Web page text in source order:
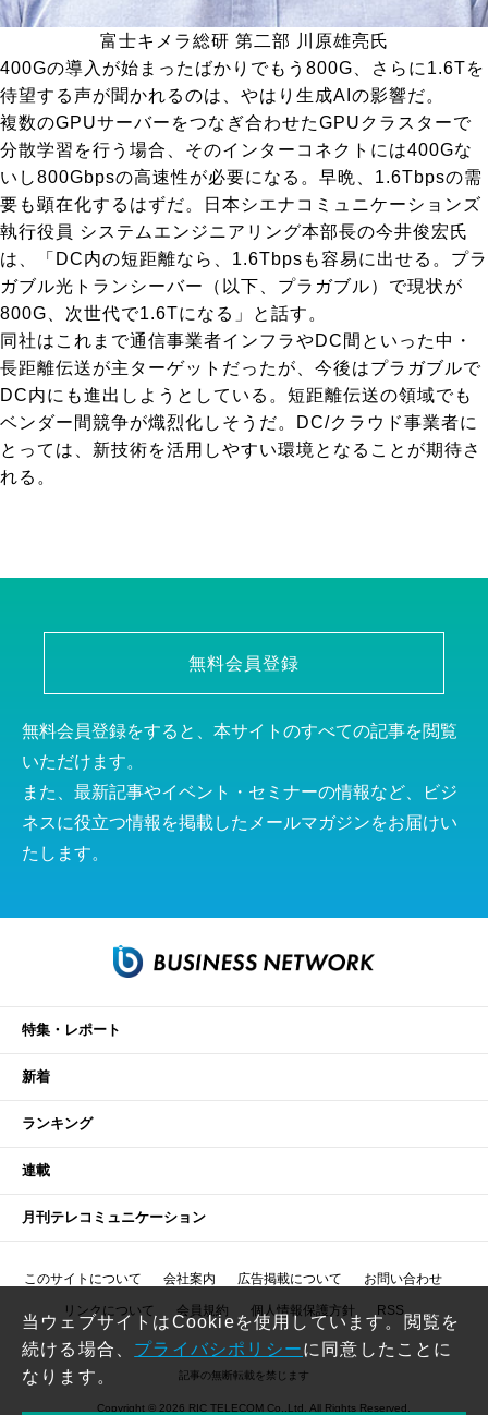
富士キメラ総研 第二部 川原雄亮氏
400Gの導入が始まったばかりでもう800G、さらに1.6Tを
待望する声が聞かれるのは、やはり生成AIの影響だ。
複数のGPUサーバーをつなぎ合わせたGPUクラスターで
分散学習を行う場合、そのインターコネクトには400Gな
いし800Gbpsの高速性が必要になる。早晩、1.6Tbpsの需
要も顕在化するはずだ。日本シエナコミュニケーションズ
執行役員 システムエンジニアリング本部長の今井俊宏氏
は、「DC内の短距離なら、1.6Tbpsも容易に出せる。プラ
ガブル光トランシーバー（以下、プラガブル）で現状が
800G、次世代で1.6Tになる」と話す。
同社はこれまで通信事業者インフラやDC間といった中・
長距離伝送が主ターゲットだったが、今後はプラガブルで
DC内にも進出しようとしている。短距離伝送の領域でも
ベンダー間競争が熾烈化しそうだ。DC/クラウド事業者に
とっては、新技術を活用しやすい環境となることが期待さ
れる。
無料会員登録
無料会員登録をすると、本サイトのすべての記事を閲覧
いただけます。
また、最新記事やイベント・セミナーの情報など、ビジ
ネスに役立つ情報を掲載したメールマガジンをお届けい
たします。
特集・レポート
新着
ランキング
連載
月刊テレコミュニケーション
このサイトについて 会社案内 広告掲載について お問い合わせ
リンクについて 会員規約 個人情報保護方針 RSS
記事の無断転載を禁じます
Copyright © 2026 RIC TELECOM Co.,Ltd. All Rights Reserved.
当ウェブサイトはCookieを使用しています。閲覧を
続ける場合、 プライバシポリシーに同意したことに
なります。